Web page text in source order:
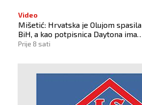
Video
Mišetić: Hrvatska je Olujom spasila
BiH, a kao potpisnica Daytona ima
puno pravo štititi hrvatski narod
Prije 8 sati